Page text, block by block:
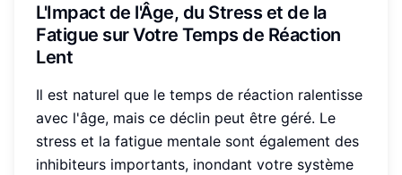
L'Impact de l'Âge, du Stress et de la
Fatigue sur Votre Temps de Réaction
Lent
Il est naturel que le temps de réaction ralentisse
avec l'âge, mais ce déclin peut être géré. Le
stress et la fatigue mentale sont également des
inhibiteurs importants, inondant votre système